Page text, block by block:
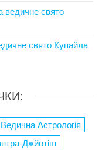
ведичне свято
свято Купайла
Ведична Астрологія
Джйотіш